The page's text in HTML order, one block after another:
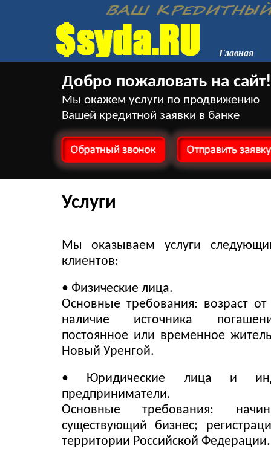
Главная
Добро пожаловать на сайт!
Мы окажем услуги по продвижению
Вашей кредитной заявки в банке
Услуги
Мы оказываем услуги
клиентов:
• Физические лица.
Основные требования: возраст
наличие источника
постоянное или временное
Новый Уренгой.
• Юридические лица и
предприниматели.
Основные требования:
существующий бизнес;
территории Российской Федерации.